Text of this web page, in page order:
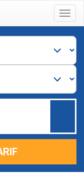
Menu